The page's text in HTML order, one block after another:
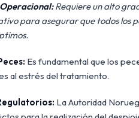
Requiere un alto
para asegurar que todos
Es fundamental que los
al estrés del tratamiento.
La Autoridad